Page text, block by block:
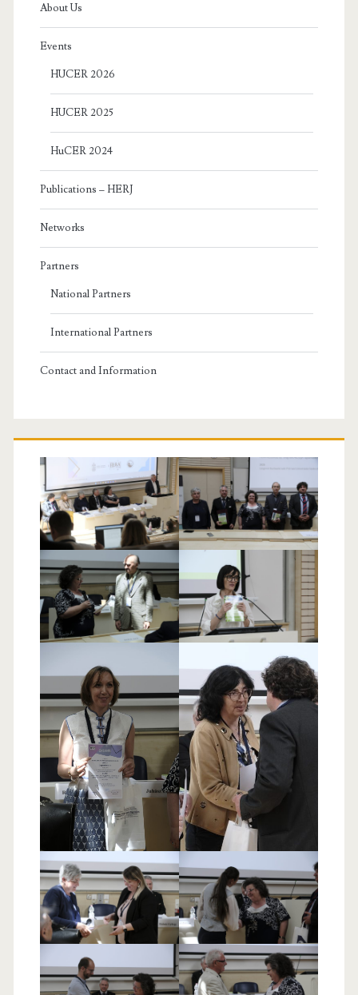
About Us
Events
HUCER 2026
HUCER 2025
HuCER 2024
Publications – HERJ
Networks
Partners
National Partners
International Partners
Contact and Information